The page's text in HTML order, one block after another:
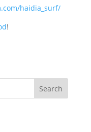
haidia_surf/
!